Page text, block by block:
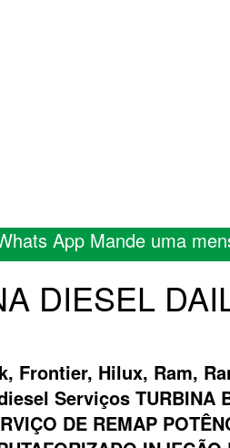
App Mande uma
DIESEL
Frontier, Hilux, Ram,
Serviços TURBINA
DE REMAP